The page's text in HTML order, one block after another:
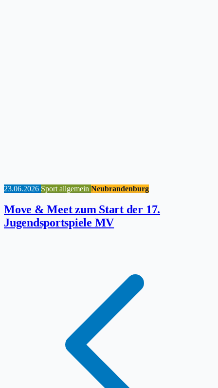
23.06.2026 Sport allgemein Neubrandenburg
Move & Meet zum Start der 17.
Jugendsportspiele MV